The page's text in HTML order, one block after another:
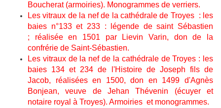
Boucherat (armoiries). Monogrammes de verriers.
Les vitraux de la nef de la cathédrale de Troyes : les
baies n°133 et 233 : légende de saint Sébastien
; réalisée en 1501 par Lievin Varin, don de la
confrérie de Saint-Sébastien.
Les vitraux de la nef de la cathédrale de Troyes : les
baies 134 et 234 de l'Histoire de Joseph fils de
Jacob, réalisées en 1500, don en 1499 d'Agnès
Bonjean, veuve de Jehan Thévenin (écuyer et
notaire royal à Troyes). Armoiries et monogrammes.